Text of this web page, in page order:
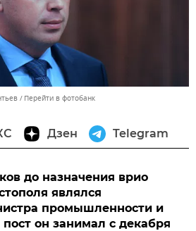
Перейти в фотобанк
Дзен Telegram
до назначения врио
являлся
промышленности и
он занимал с декабря